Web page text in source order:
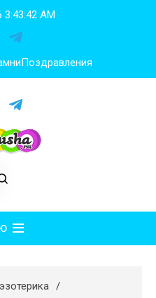
3:43:43 AM
Поздравления
эзотерика